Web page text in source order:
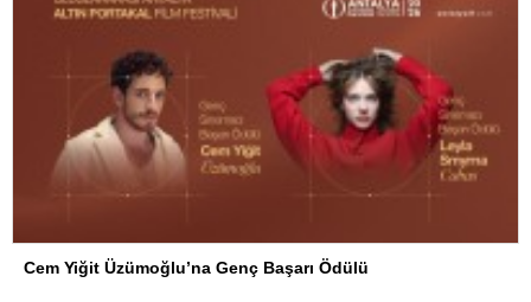
Cem Yiğit Üzümoğlu’na Genç Başarı Ödülü